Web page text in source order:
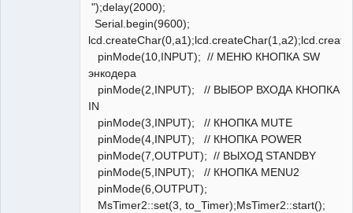
");delay(2000);
Serial.begin(9600);
pinMode(10,INPUT); // МЕНЮ КНОПКА SW
энкодера
pinMode(2,INPUT); // ВЫБОР ВХОДА КНОПКА
IN
pinMode(3,INPUT); // КНОПКА MUTE
pinMode(4,INPUT); // КНОПКА POWER
pinMode(7,OUTPUT); // ВЫХОД STANDBY
pinMode(5,INPUT); // КНОПКА MENU2
pinMode(6,OUTPUT);
MsTimer2::set(3, to_Timer);MsTimer2::start();